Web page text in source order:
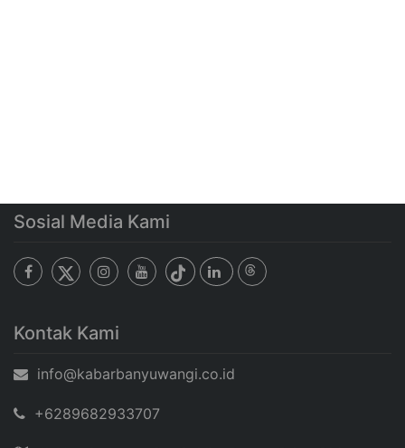
Sosial Media Kami
Kontak Kami
info@kabarbanyuwangi.co.id
+6289682933707